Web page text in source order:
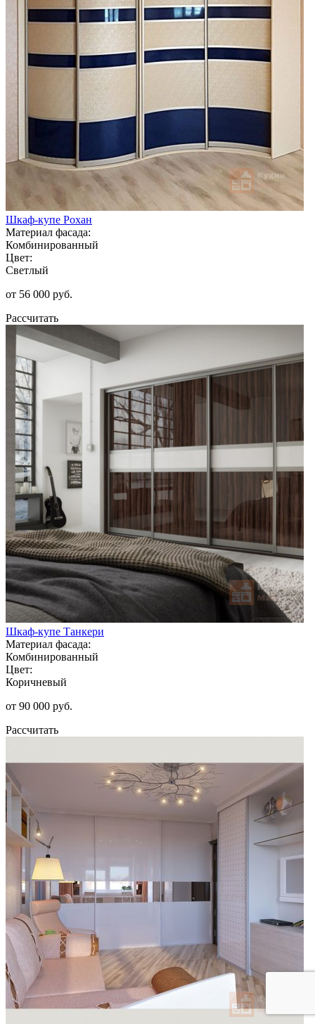
Шкаф-купе Рохан
Материал фасада:
Комбинированный
Цвет:
Светлый
от 56 000 руб.
Рассчитать
Шкаф-купе Танкери
Материал фасада:
Комбинированный
Цвет:
Коричневый
от 90 000 руб.
Рассчитать